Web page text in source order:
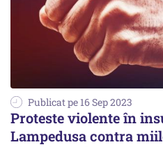
Publicat pe 16 Sep 2023
Proteste violente în
Lampedusa contra